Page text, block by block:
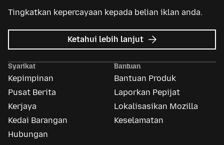
Tingkatkan kepercayaan kepada belian iklan anda.
Ketahui lebih lanjut tentang
Iklan
Syarikat
Kepimpinan
Pusat Berita
Kerjaya
Kedai Barangan
Hubungan
Bantuan
Bantuan Produk
Laporkan Pepijat
Lokalisasikan Mozilla
Keselamatan